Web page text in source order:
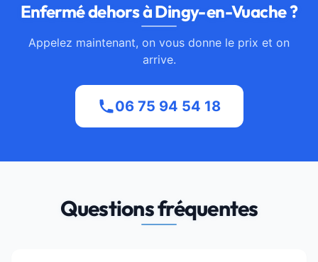
Enfermé dehors à Dingy-en-Vuache ?
Appelez maintenant, on vous donne le prix et on
arrive.
06 75 94 54 18
Questions fréquentes